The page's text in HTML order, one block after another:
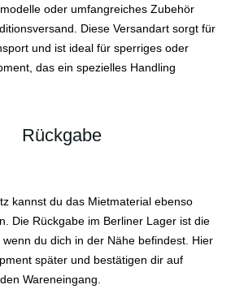
oder umfangreiches Zubehör
Diese Versandart sorgt für
und ist ideal für sperriges oder
das ein spezielles Handling
Rückgabe
kannst du das Mietmaterial ebenso
Die Rückgabe im Berliner Lager ist die
du dich in der Nähe befindest. Hier
später und bestätigen dir auf
Wareneingang.